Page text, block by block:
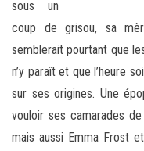
sous un
coup de grisou, sa
semblerait pourtant que
n’y paraît et que l’heure
sur ses origines. Une
vouloir ses camarades
mais aussi Emma Frost